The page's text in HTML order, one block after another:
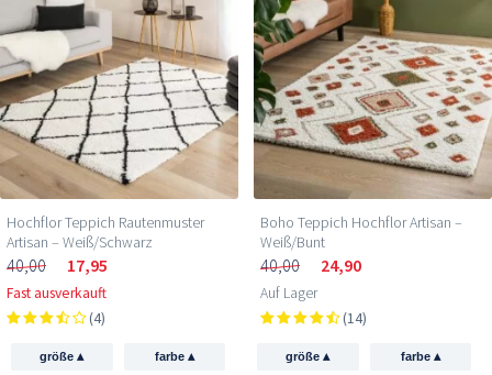
Hochflor Teppich Rautenmuster
Artisan – Weiß/Schwarz
40,00 17,95
Fast ausverkauft
(4)
größe▴ farbe ▴
Boho Teppich Hochflor Artisan –
Weiß/Bunt
40,00 24,90
Auf Lager
(14)
größe▴ farbe ▴